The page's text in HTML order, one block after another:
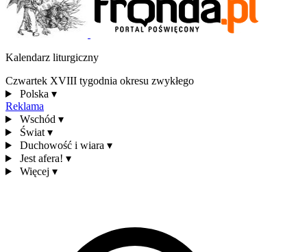
Kalendarz liturgiczny
Czwartek XVIII tygodnia okresu zwykłego
Polska ▾
Reklama
Wschód ▾
Świat ▾
Duchowość i wiara ▾
Jest afera! ▾
Więcej ▾